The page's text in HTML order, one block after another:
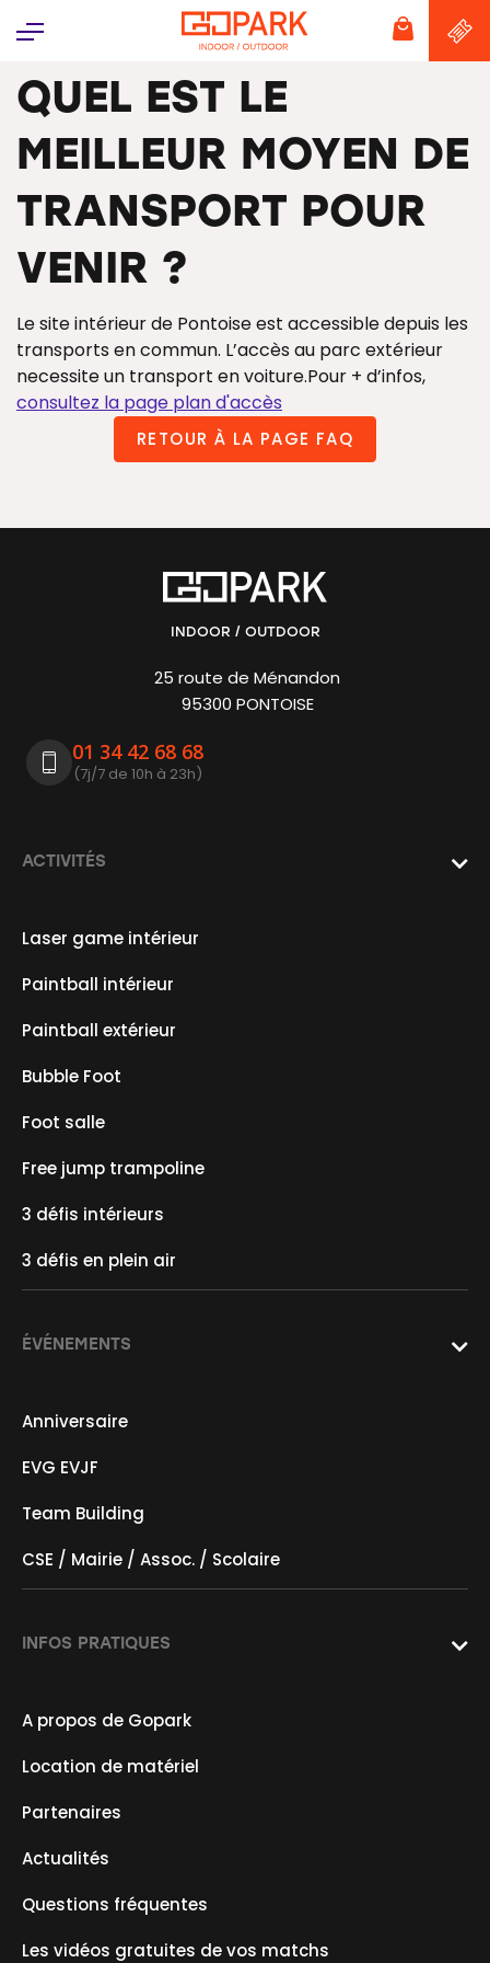
Panneau de gestion des cookies
QUEL EST LE
MEILLEUR MOYEN DE
TRANSPORT POUR
VENIR ?
Le site intérieur de Pontoise est accessible depuis les
transports en commun. L’accès au parc extérieur
necessite un transport en voiture.Pour + d’infos,
consultez la page plan d'accès
RETOUR À LA PAGE FAQ
INDOOR / OUTDOOR
25 route de Ménandon
95300 PONTOISE
01 34 42 68 68
(7j/7 de 10h à 23h)
ACTIVITÉS 
Laser game intérieur
Paintball intérieur
Paintball extérieur
Bubble Foot
Foot salle
Free jump trampoline
3 défis intérieurs
3 défis en plein air
ÉVÉNEMENTS 
Anniversaire
EVG EVJF
Team Building
CSE / Mairie / Assoc. / Scolaire
INFOS PRATIQUES 
A propos de Gopark
Location de matériel
Partenaires
Actualités
Questions fréquentes
Les vidéos gratuites de vos matchs